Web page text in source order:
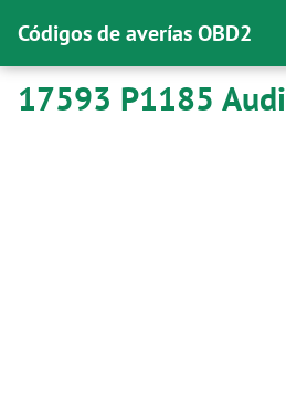
Códigos de averías OBD2
17593 P1185 Audi